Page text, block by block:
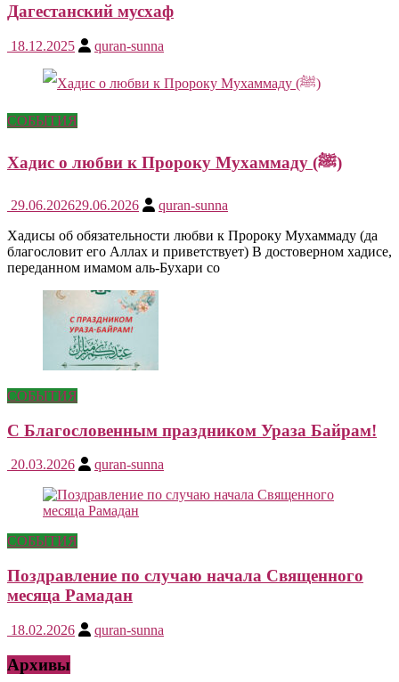
Дагестанский мусхаф
18.12.2025 quran-sunna
СОБЫТИЯ
Хадис о любви к Пророку Мухаммаду (ﷺ)
29.06.202629.06.2026
quran-sunna
Хадисы об обязательности любви к Пророку Мухаммаду (да
благословит его Аллах и приветствует) В достоверном хадисе,
переданном имамом аль-Бухари со
СОБЫТИЯ
С Благословенным праздником Ураза Байрам!
20.03.2026 quran-sunna
СОБЫТИЯ
Поздравление по случаю начала Священного
месяца Рамадан
18.02.2026 quran-sunna
Архивы